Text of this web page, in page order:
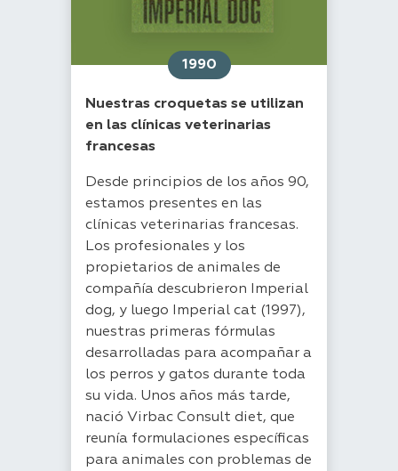
1990
Nuestras croquetas se utilizan
en las clínicas veterinarias
francesas
Desde principios de los años 90,
estamos presentes en las
clínicas veterinarias francesas.
Los profesionales y los
propietarios de animales de
compañía descubrieron Imperial
dog, y luego Imperial cat (1997),
nuestras primeras fórmulas
desarrolladas para acompañar a
los perros y gatos durante toda
su vida. Unos años más tarde,
nació Virbac Consult diet, que
reunía formulaciones específicas
para animales con problemas de